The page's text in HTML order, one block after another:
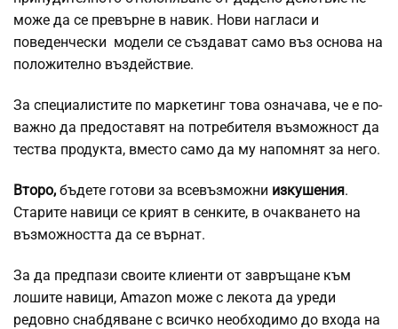
може да се превърне в навик. Нови нагласи и
поведенчески модели се създават само въз основа на
положително въздействие.
За специалистите по маркетинг това означава, че е по-
важно да предоставят на потребителя възможност да
тества продукта, вместо само да му напомнят за него.
Второ, бъдете готови за всевъзможни изкушения.
Старите навици се крият в сенките, в очакването на
възможността да се върнат.
За да предпази своите клиенти от завръщане към
лошите навици, Amazon може с лекота да уреди
редовно снабдяване с всичко необходимо до входа на